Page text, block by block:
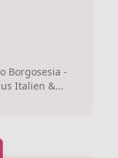
Borgosesia -
Italien &...